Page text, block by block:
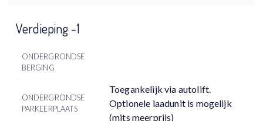
Verdieping -1
ONDERGRONDSE
BERGING
ONDERGRONDSE
PARKEERPLAATS
Toegankelijk via autolift.
Optionele laadunit is mogelijk
(mits meerprijs)